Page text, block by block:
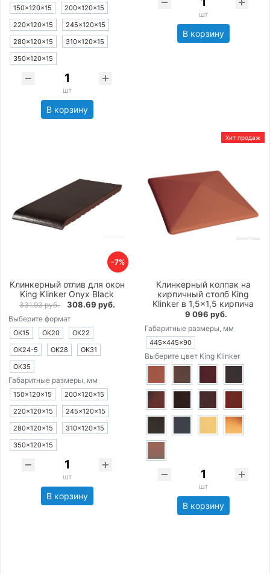
150×120×15
200×120×15
220×120×15
245×120×15
280×120×15
310×120×15
350×120×15
шт
В корзину
шт
В корзину
-7%
Клинкерный отлив для окон
King Klinker Onyx Black
331.93 руб. 308.69 руб.
Выберите формат
OK15 OK20
OK22
OK24-5
OK28
OK31
OK35
Габаритные размеры, мм
150×120×15
200×120×15
220×120×15
245×120×15
280×120×15
310×120×15
350×120×15
шт
В корзину
Хит продаж
Клинкерный колпак на
кирпичный столб King
Klinker в 1,5×1,5 кирпича
9 096 руб.
Габаритные размеры, мм
445×445×90
Выберите цвет King Klinker
шт
В корзину